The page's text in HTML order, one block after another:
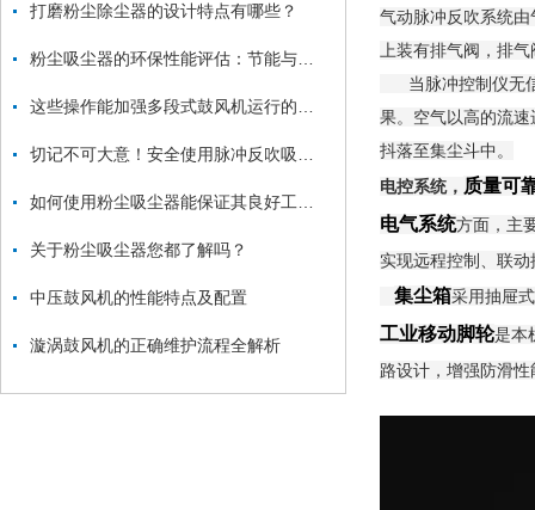
打磨粉尘除尘器的设计特点有哪些？
关于粉尘吸尘器您都了解吗？
中压鼓风机的性能特点及配置
漩涡鼓风机的正确维护流程全解析
气动脉冲反吹系统
上装有排气阀，排
当脉冲控制仪无信
果。空气以高的流
抖落至集尘斗中。
电控系统， 质量可
电气系统方面，主
实现远程控制、联
集尘箱采用抽屉
工业移动脚轮是本
路设计，增强防滑性